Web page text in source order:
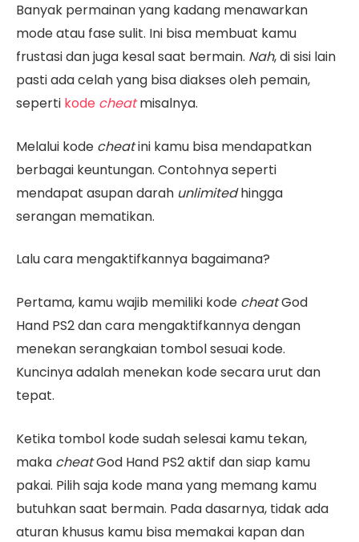
Banyak permainan yang kadang menawarkan
mode atau fase sulit. Ini bisa membuat kamu
frustasi dan juga kesal saat bermain. Nah, di sisi lain
pasti ada celah yang bisa diakses oleh pemain,
seperti kode cheatmisalnya.
Melalui kode cheatini kamu bisa mendapatkan
berbagai keuntungan. Contohnya seperti
mendapat asupan darah unlimitedhingga
serangan mematikan.
Lalu cara mengaktifkannya bagaimana?
Pertama, kamu wajib memiliki kode cheatGod
Hand PS2 dan cara mengaktifkannya dengan
menekan serangkaian tombol sesuai kode.
Kuncinya adalah menekan kode secara urut dan
tepat.
Ketika tombol kode sudah selesai kamu tekan,
maka cheatGod Hand PS2 aktif dan siap kamu
pakai. Pilih saja kode mana yang memang kamu
butuhkan saat bermain. Pada dasarnya, tidak ada
aturan khusus kamu bisa memakai kapan dan